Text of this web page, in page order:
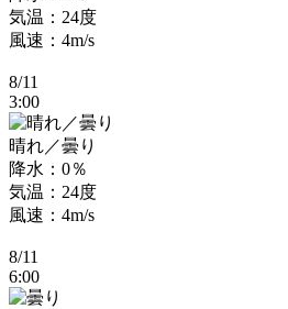
気温：24度
風速：4m/s
8/11
3:00
晴れ／曇り
降水：0％
気温：24度
風速：4m/s
8/11
6:00